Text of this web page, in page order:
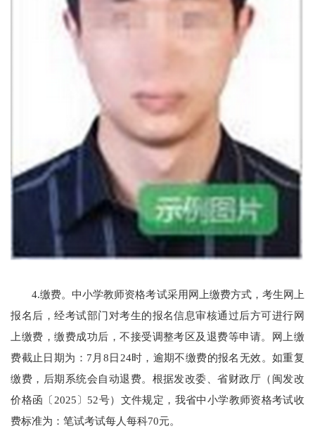
4.缴费。中小学教师资格考试采用网上缴费方式，考生网上
报名后，经考试部门对考生的报名信息审核通过后方可进行网
上缴费，缴费成功后，不接受调整考区及退费等申请。网上缴
费截止日期为：7月8日24时，逾期不缴费的报名无效。如重复
缴费，后期系统会自动退费。根据发改委、省财政厅（闽发改
价格函〔2025〕52号）文件规定，我省中小学教师资格考试收
费标准为：笔试考试每人每科70元。